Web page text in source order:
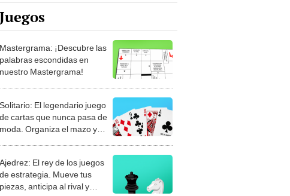
Juegos
Mastergrama: ¡Descubre las
palabras escondidas en
nuestro Mastergrama!
Solitario: El legendario juego
de cartas que nunca pasa de
moda. Organiza el mazo y
Ajedrez: El rey de los juegos
de estrategia. Mueve tus
piezas, anticipa al rival y